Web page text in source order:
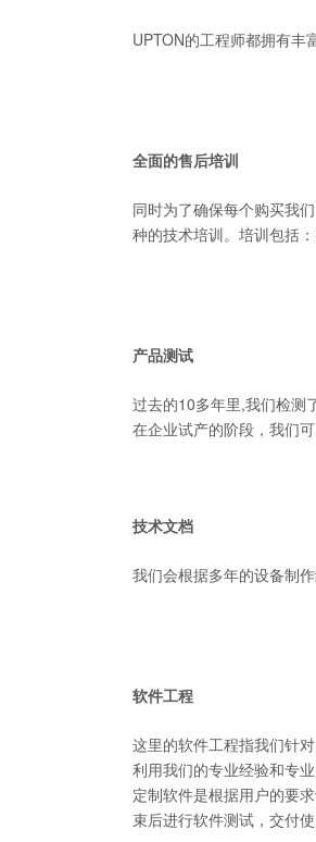
UPTON的工程师都拥有丰
全面的售后培训
同时为了确保每个购买我
种的技术培训。培训包括
产品测试
过去的10多年里,我们检测
在企业试产的阶段，我们
技术文档
我们会根据多年的设备制
软件工程
这里的软件工程指我们针
利用我们的专业经验和专
定制软件是根据用户的要
束后进行软件测试，交付